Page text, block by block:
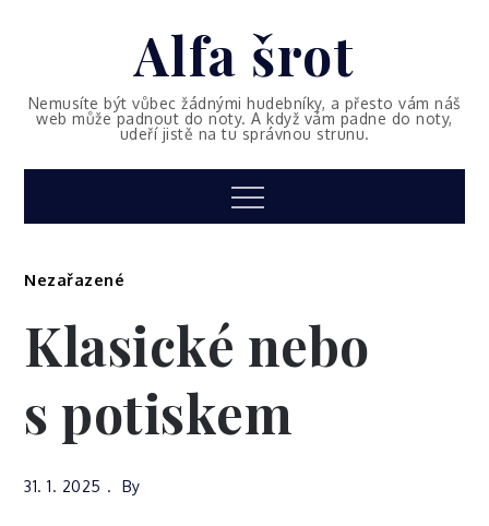
Alfa šrot
Nemusíte být vůbec žádnými hudebníky, a přesto vám náš
web může padnout do noty. A když vám padne do noty,
udeří jistě na tu správnou strunu.
Menu
Nezařazené
Klasické nebo
s potiskem
31. 1. 2025 By